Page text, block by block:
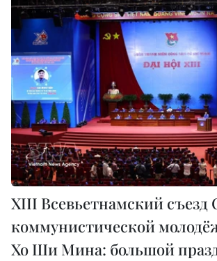
XIII Всевьетнамский съезд
коммунистической
Хо Ши Мина: большой